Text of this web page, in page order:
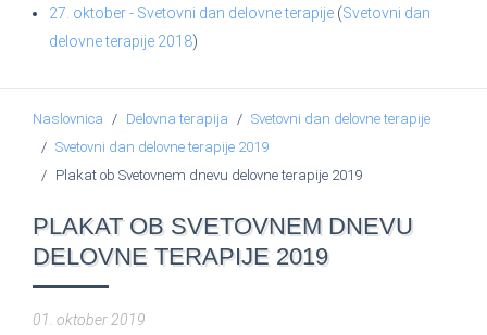
27. oktober - Svetovni dan delovne terapije (Svetovni dan
delovne terapije 2018)
Naslovnica Delovna terapija
Svetovni dan delovne terapije
Svetovni dan delovne terapije 2019
Plakat ob Svetovnem dnevu delovne terapije 2019
PLAKAT OB SVETOVNEM DNEVU
DELOVNE TERAPIJE 2019
01. oktober 2019